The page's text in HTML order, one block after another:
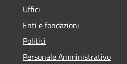
Uffici
Enti e fondazioni
Politici
Personale Amministrativo